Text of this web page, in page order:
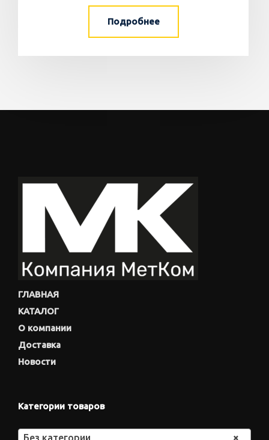
Подробнее
ГЛАВНАЯ
КАТАЛОГ
О компании
Доставка
Новости
Категории товаров
×
Без категории